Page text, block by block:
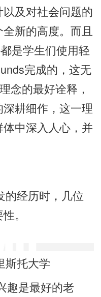
及对社会问题的
新的高度。而且
是学生们使用轻
完成的，这无
念的最好诠释，
耕细作，这一理
中深入人心，并
经历时，几位
。
斯托大学
是最好的老